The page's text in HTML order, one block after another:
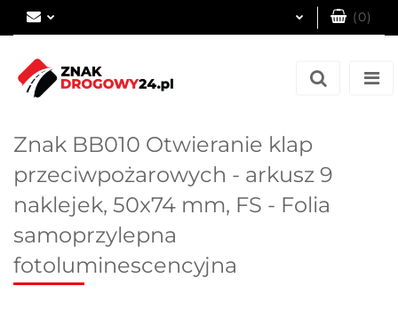
(0)
Znak BB010 Otwieranie klap
przeciwpożarowych - arkusz 9
naklejek, 50x74 mm, FS - Folia
samoprzylepna
fotoluminescencyjna